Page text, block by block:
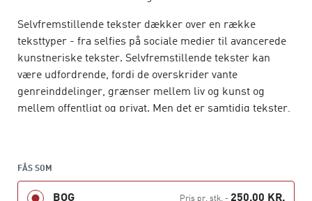
Selvfremstillende tekster dækker over en række
teksttyper - fra selfies på sociale medier til avancerede
kunstneriske tekster. Selvfremstillende tekster kan
være udfordrende, fordi de overskrider vante
genreinddelinger, grænser mellem liv og kunst og
mellem offentligt og privat. Men det er samtidig tekster,
Bogens hovedfokus er den kunstneriske
FÅS SOM
BOG Pris pr. stk.- 250,00 KR.